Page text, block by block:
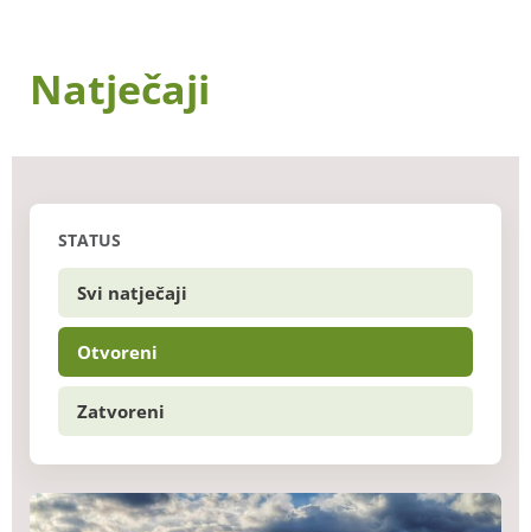
Natječaji
STATUS
Svi natječaji
Otvoreni
Zatvoreni